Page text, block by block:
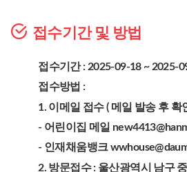
접수기간 및 방법
접수기간 : 2025-09-18 ~ 2025-
접수방법 :
1. 이메일 접수 ( 메일 발송 후
- 어린이집 메일
- 인재채움뱅크
2. 방문접수 : 울산광역시 남구